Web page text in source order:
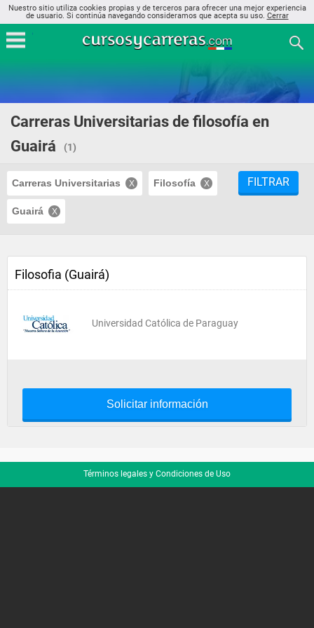
Nuestro sitio utiliza cookies propias y de terceros para ofrecer una mejor experiencia
de usuario. Si continúa navegando consideramos que acepta su uso. Cerrar
Carreras Universitarias de filosofía en
Guairá
(1)
Carreras Universitarias Filosofía
Guairá
FILTRAR
Filosofia (Guairá)
Universidad Católica de Paraguay
Solicitar información
Términos legales y Condiciones de Uso